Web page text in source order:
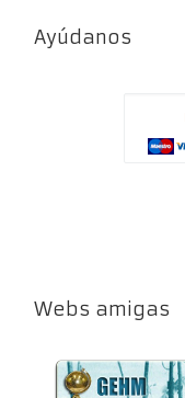
Ayúdanos
Webs amigas